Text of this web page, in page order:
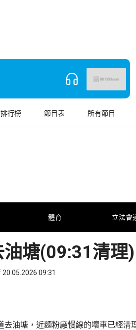
排行榜 節目表 所有節目
體育 立法會
塘(09:31清理)
20.05.2026 09:31
去油塘，近麵粉廠慢線的壞車已經清